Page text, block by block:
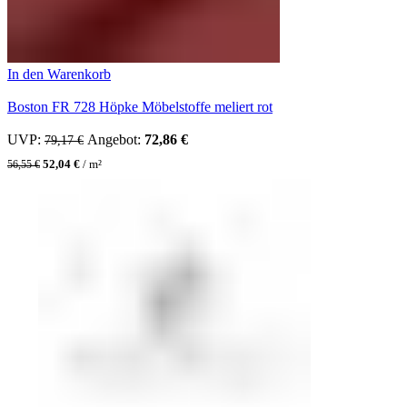
In den Warenkorb
Boston FR 728 Höpke Möbelstoffe meliert rot
UVP: 79,17€ Ursprünglicher Preis war: 79,17 €
Angebot: 72,86 €
56,55€ 52,04 € / m²